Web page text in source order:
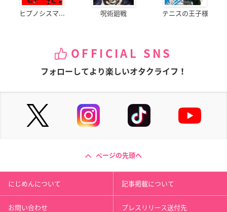
ヒプノシスマ... 呪術廻戦 テニスの王子様
OFFICIAL SNS
フォローしてより楽しいオタクライフ！
ページの先頭へ
にじめんについて 記事掲載について
お問い合わせ プレスリリース送付先